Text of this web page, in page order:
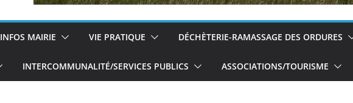
INFOS MAIRIE VIE PRATIQUE DÉCHÈTERIE-RAMASSAGE DES ORDURES
INTERCOMMUNALITÉ/SERVICES PUBLICS ASSOCIATIONS/TOURISME